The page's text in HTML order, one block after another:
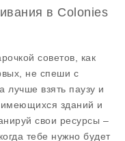
в Colonies
советов, как
не спеши с
лучше взять паузу и
имеющихся зданий и
свои ресурсы –
тебе нужно будет